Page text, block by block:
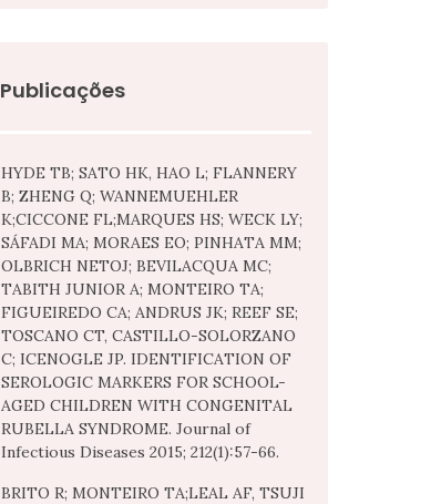
Publicações
HYDE TB; SATO HK, HAO L; FLANNERY
B; ZHENG Q; WANNEMUEHLER
K;CICCONE FL;MARQUES HS; WECK LY;
SÁFADI MA; MORAES EO; PINHATA MM;
OLBRICH NETOJ; BEVILACQUA MC;
TABITH JUNIOR A; MONTEIRO TA;
FIGUEIREDO CA; ANDRUS JK; REEF SE;
TOSCANO CT, CASTILLO-SOLORZANO
C; ICENOGLE JP. IDENTIFICATION OF
SEROLOGIC MARKERS FOR SCHOOL-
AGED CHILDREN WITH CONGENITAL
RUBELLA SYNDROME. Journal of
Infectious Diseases 2015; 212(1):57-66.
BRITO R; MONTEIRO TA;LEAL AF, TSUJI